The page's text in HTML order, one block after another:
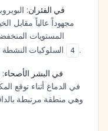
في الفئران:
مجهوداً عالياً مقابل
المستويات
4 .
في البشر الأصحاء:
وهي منطقة مرتبطة